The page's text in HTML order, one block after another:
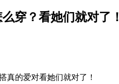
穿？看她们就对了！
真的爱对看她们就对了！